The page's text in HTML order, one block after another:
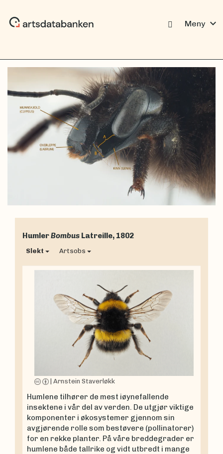
Meny expand_more
HumlerBombus Latreille, 1802
Slekt Artsobs
Arnstein Staverløkk
Humlene tilhører de mest iøynefallende
insektene i vår del av verden. De utgjør viktige
komponenter i økosystemer gjennom sin
avgjørende rolle som bestøvere (pollinatorer)
for en rekke planter. På våre breddegrader er
humlene både tallrike og vidt utbredt i mange